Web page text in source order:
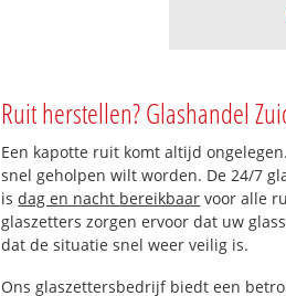
Wilde
Ruit herstellen? Glashandel
Een kapotte ruit komt altijd
snel geholpen wilt worden. De 24/7
isdag en nacht bereikbaar voor alle
glaszetters zorgen ervoor dat uw
dat de situatie snel weer veilig is.
Ons glaszettersbedrijf biedt een